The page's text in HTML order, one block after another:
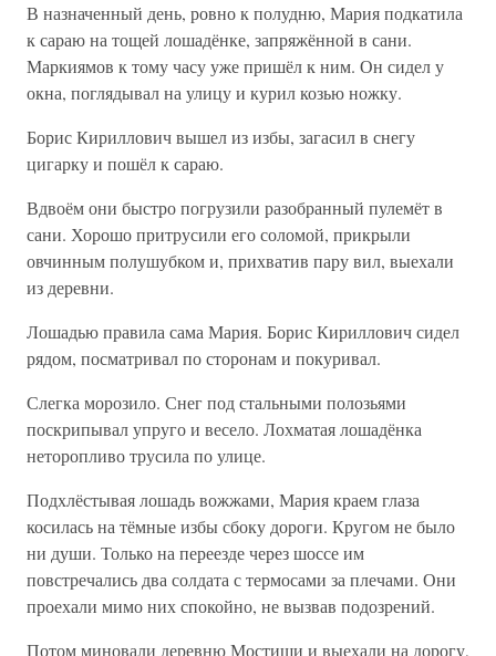
В назначенный день, ровно к полудню, Мария подкатила
к сараю на тощей лошадёнке, запряжённой в сани.
Маркиямов к тому часу уже пришёл к ним. Он сидел у
окна, поглядывал на улицу и курил козью ножку.
Борис Кириллович вышел из избы, загасил в снегу
цигарку и пошёл к сараю.
Вдвоём они быстро погрузили разобранный пулемёт в
сани. Хорошо притрусили его соломой, прикрыли
овчинным полушубком и, прихватив пару вил, выехали
из деревни.
Лошадью правила сама Мария. Борис Кириллович сидел
рядом, посматривал по сторонам и покуривал.
Слегка морозило. Снег под стальными полозьями
поскрипывал упруго и весело. Лохматая лошадёнка
неторопливо трусила по улице.
Подхлёстывая лошадь вожжами, Мария краем глаза
косилась на тёмные избы сбоку дороги. Кругом не было
ни души. Только на переезде через шоссе им
повстречались два солдата с термосами за плечами. Они
проехали мимо них спокойно, не вызвав подозрений.
Потом миновали деревню Мостищи и выехали на дорогу,